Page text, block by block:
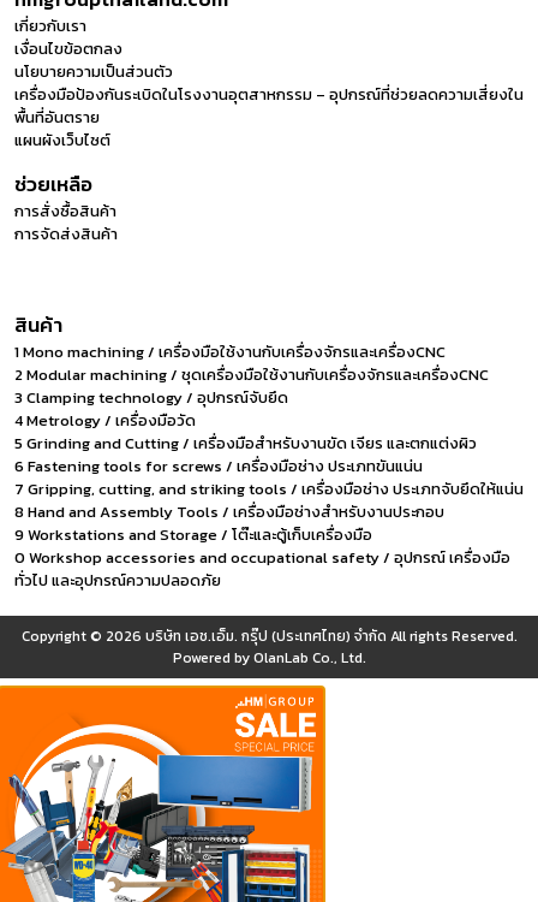
เกี่ยวกับเรา
เงื่อนไขข้อตกลง
นโยบายความเป็นส่วนตัว
เครื่องมือป้องกันระเบิดในโรงงานอุตสาหกรรม – อุปกรณ์ที่ช่วยลดความเสี่ยงใน
พื้นที่อันตราย
แผนผังเว็บไซต์
ช่วยเหลือ
การสั่งซื้อสินค้า
การจัดส่งสินค้า
สินค้า
1 Mono machining / เครื่องมือใช้งานกับเครื่องจักรและเครื่องCNC
2 Modular machining / ชุดเครื่องมือใช้งานกับเครื่องจักรและเครื่องCNC
3 Clamping technology / อุปกรณ์จับยึด
4 Metrology / เครื่องมือวัด
5 Grinding and Cutting / เครื่องมือสำหรับงานขัด เจียร และตกแต่งผิว
6 Fastening tools for screws / เครื่องมือช่าง ประเภทขันแน่น
7 Gripping, cutting, and striking tools / เครื่องมือช่าง ประเภทจับยึดให้แน่น
8 Hand and Assembly Tools / เครื่องมือช่างสำหรับงานประกอบ
9 Workstations and Storage / โต๊ะและตู้เก็บเครื่องมือ
0 Workshop accessories and occupational safety / อุปกรณ์ เครื่องมือ
ทั่วไป และอุปกรณ์ความปลอดภัย
Copyright © 2026 บริษัท เอช.เอ็ม. กรุ๊ป (ประเทศไทย) จำกัด All rights Reserved.
Powered byOlanLab Co., Ltd.